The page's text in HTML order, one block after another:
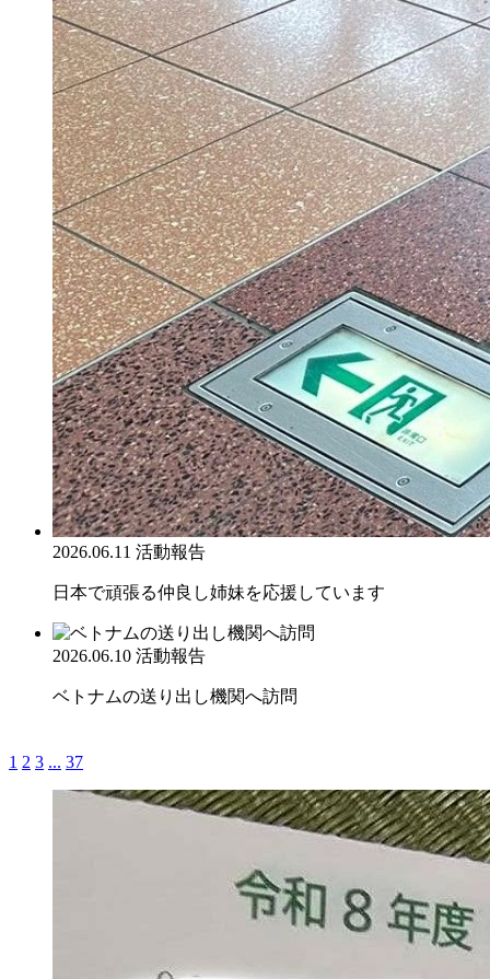
2026.06.11 活動報告
日本で頑張る仲良し姉妹を応援しています
2026.06.10 活動報告
ベトナムの送り出し機関へ訪問
1 2 3 ... 37